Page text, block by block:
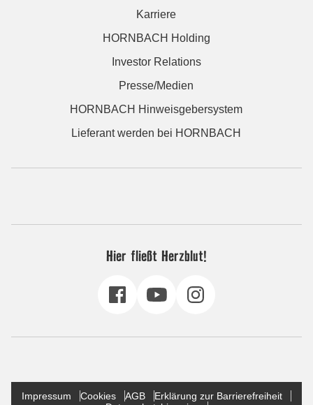
Karriere
HORNBACH Holding
Investor Relations
Presse/Medien
HORNBACH Hinweisgebersystem
Lieferant werden bei HORNBACH
Hier fließt Herzblut!
Impressum Cookies AGB
Erklärung zur Barrierefreiheit